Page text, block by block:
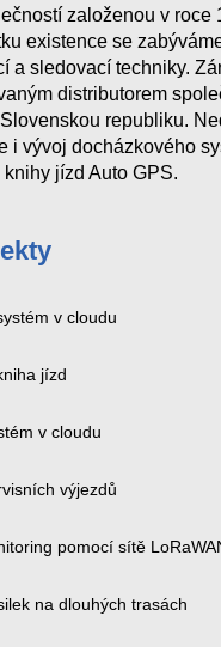
založenou v roce
existence se
a sledovací techniky.
distributorem
republiku.
i vývoj docházkového
jízd Auto GPS.
v cloudu
jízd
v cloudu
výjezdů
pomocí sítě
na dlouhých trasách